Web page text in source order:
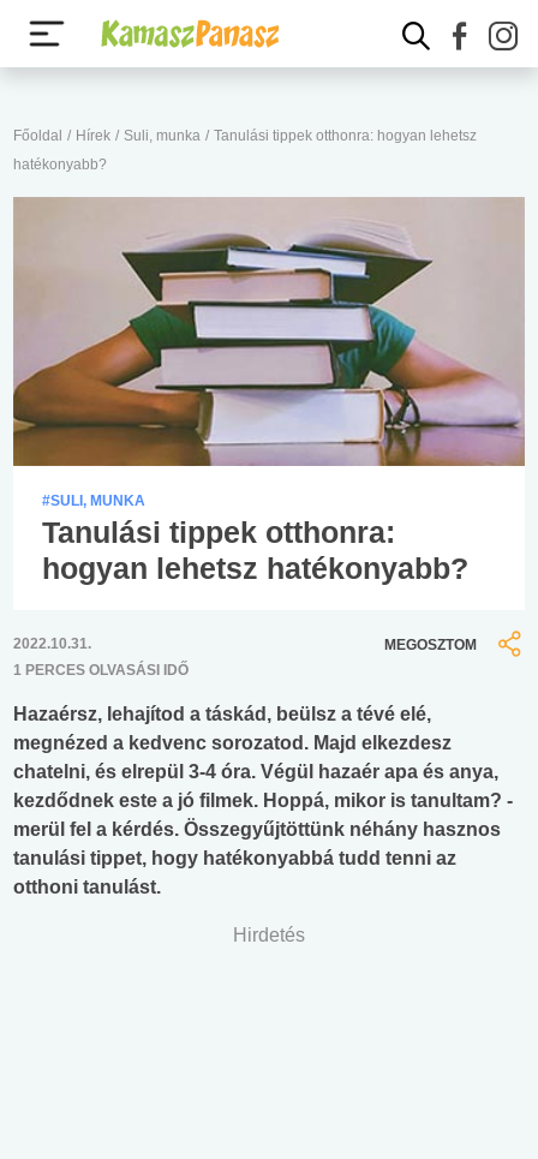
Főoldal / Hírek / Suli, munka / Tanulási tippek otthonra: hogyan lehetsz
hatékonyabb?
#SULI, MUNKA
Tanulási tippek otthonra:
hogyan lehetsz hatékonyabb?
2022.10.31.
1 PERCES OLVASÁSI IDŐ
MEGOSZTOM
Hazaérsz, lehajítod a táskád, beülsz a tévé elé,
megnézed a kedvenc sorozatod. Majd elkezdesz
chatelni, és elrepül 3-4 óra. Végül hazaér apa és anya,
kezdődnek este a jó filmek. Hoppá, mikor is tanultam? -
merül fel a kérdés. Összegyűjtöttünk néhány hasznos
tanulási tippet, hogy hatékonyabbá tudd tenni az
otthoni tanulást.
Hirdetés